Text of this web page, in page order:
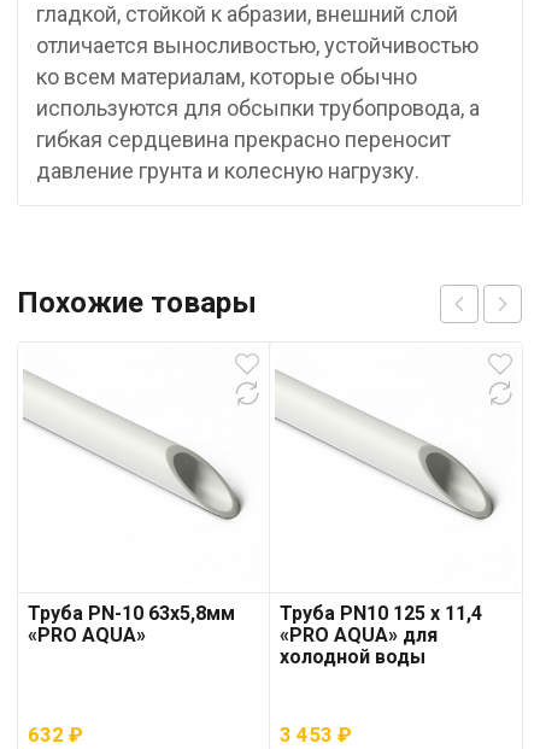
гладкой, стойкой к абразии, внешний слой
отличается выносливостью, устойчивостью
ко всем материалам, которые обычно
используются для обсыпки трубопровода, а
гибкая сердцевина прекрасно переносит
давление грунта и колесную нагрузку.
Похожие товары
Труба PN-10 63х5,8мм
«PRO AQUA»
632 ₽
Труба PN10 125 x 11,4
«PRO AQUA» для
холодной воды
3 453₽